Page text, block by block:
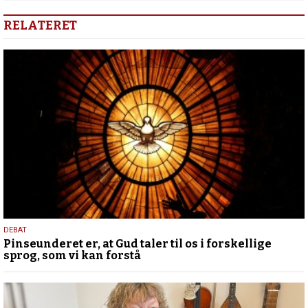
RELATERET
5.
august
2026
DEBAT
Pinseunderet er, at Gud taler til os i forskellige
sprog, som vi kan forstå